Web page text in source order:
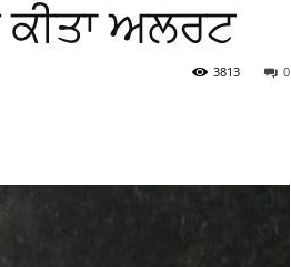
ਕੀਤਾ ਅਲਰਟ
0
3813